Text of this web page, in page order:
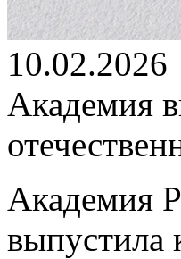
10.02.2026
Академия
Академия